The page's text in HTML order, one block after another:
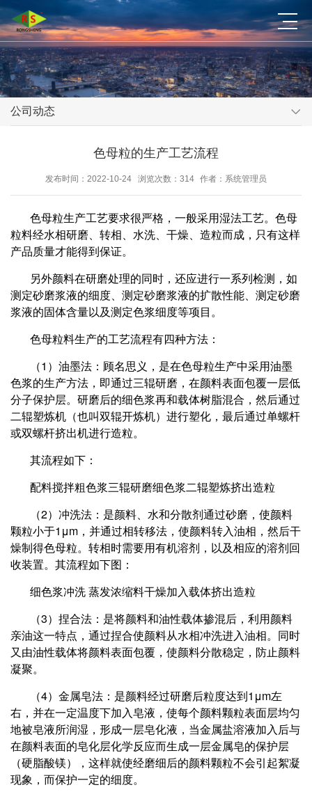
公司动态
色母粒的生产工艺流程
发布时间：2022-10-24 浏览次数：314 作者：系统管理员
色母粒生产工艺要求很严格，一般采用湿法工艺。色母
粒料经水相研磨、转相、水洗、干燥、造粒而成，只有这样
产品质量才能得到保证。
另外颜料在研磨处理的同时，还应进行一系列检测，如
测定砂磨浆液的细度、测定砂磨浆液的扩散性能、测定砂磨
浆液的固体含量以及测定色浆细度等项目。
色母粒料生产的工艺流程有四种方法：
（1）油墨法：顾名思义，是在色母粒生产中采用油墨
色浆的生产方法，即通过三辊研磨，在颜料表面包覆一层低
分子保护层。研磨后的细色浆再和载体树脂混合，然后通过
二辊塑炼机（也叫双辊开炼机）进行塑化，最后通过单螺杆
或双螺杆挤出机进行造粒。
其流程如下：
配料搅拌粗色浆三辊研磨细色浆二辊塑炼挤出造粒
（2）冲洗法：是颜料、水和分散剂通过砂磨，使颜料
颗粒小于1μm，并通过相转移法，使颜料转入油相，然后干
燥制得色母粒。转相时需要用有机溶剂，以及相应的溶剂回
收装置。其流程如下图：
细色浆冲洗 蒸发浓缩料干燥加入载体挤出造粒
（3）捏合法：是将颜料和油性载体掺混后，利用颜料
亲油这一特点，通过捏合使颜料从水相冲洗进入油相。同时
又由油性载体将颜料表面包覆，使颜料分散稳定，防止颜料
凝聚。
（4）金属皂法：是颜料经过研磨后粒度达到1μm左
右，并在一定温度下加入皂液，使每个颜料颗粒表面层均匀
地被皂液所润湿，形成一层皂化液，当金属盐溶液加入后与
在颜料表面的皂化层化学反应而生成一层金属皂的保护层
（硬脂酸镁），这样就使经磨细后的颜料颗粒不会引起絮凝
现象，而保护一定的细度。